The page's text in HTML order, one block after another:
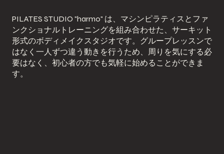
PILATES STUDIO "harmo" は、マシンピラティスとファ
ンクショナルトレーニングを組み合わせた、サーキット
形式のボディメイクスタジオです。グループレッスンで
はなく一人ずつ違う動きを行うため、周りを気にする必
要はなく、初心者の方でも気軽に始めることができま
す。